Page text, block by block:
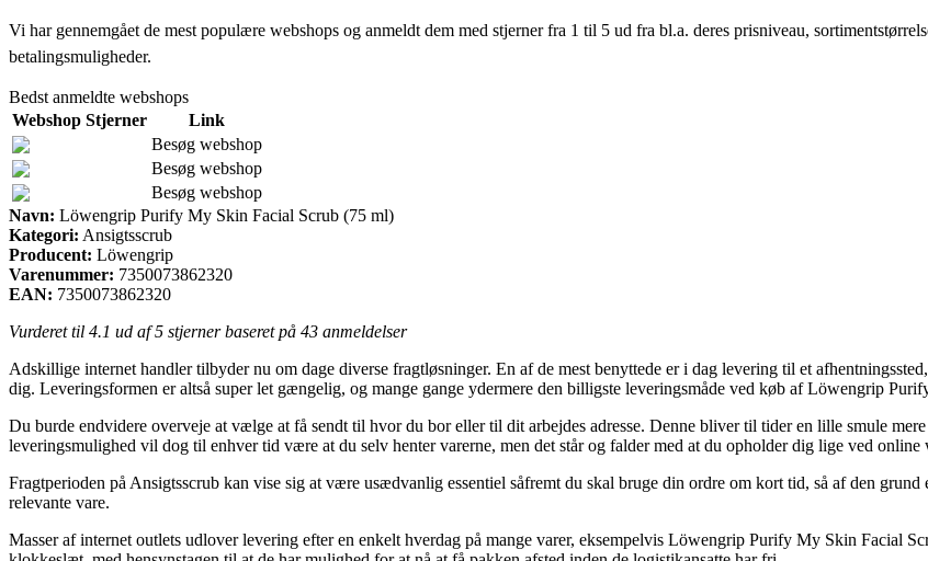
Vi har gennemgået de mest populære webshops og anmeldt dem med stjerner fra 1 til 5 ud fra bl.a. deres prisniveau,
betalingsmuligheder.
Bedst anmeldte webshops
Webshop Stjerner
Link
Besøg webshop
Besøg webshop
Besøg webshop
Navn: Löwengrip Purify My Skin Facial Scrub (75 ml)
Kategori: Ansigtsscrub
Producent: Löwengrip
Varenummer: 7350073862320
EAN: 7350073862320
Vurderet til 4.1 ud af 5 stjerner baseret på 43 anmeldelser
Adskillige internet handler tilbyder nu om dage diverse fragtløsninger. En af de mest benyttede er i dag levering til et
dig. Leveringsformen er altså super let gængelig, og mange gange ydermere den billigste leveringsmåde ved køb af Löwengrip
Du burde endvidere overveje at vælge at få sendt til hvor du bor eller til dit arbejdes adresse. Denne bliver til tider en lille smule
leveringsmulighed vil dog til enhver tid være at du selv henter varerne, men det står og falder med at du opholder dig lige ved online
Fragtperioden på Ansigtsscrub kan vise sig at være usædvanlig essentiel såfremt du skal bruge din ordre om kort tid, så af den
relevante vare.
Masser af internet outlets udlover levering efter en enkelt hverdag på mange varer, eksempelvis Löwengrip Purify My Skin Facial